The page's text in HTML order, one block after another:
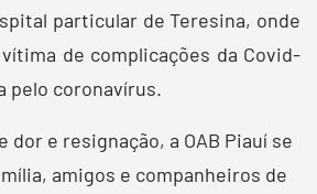
particular de Teresina, onde
de complicações da Covid-
pelo coronavírus.
dor e resignação, a OAB Piauí se
amigos e companheiros de